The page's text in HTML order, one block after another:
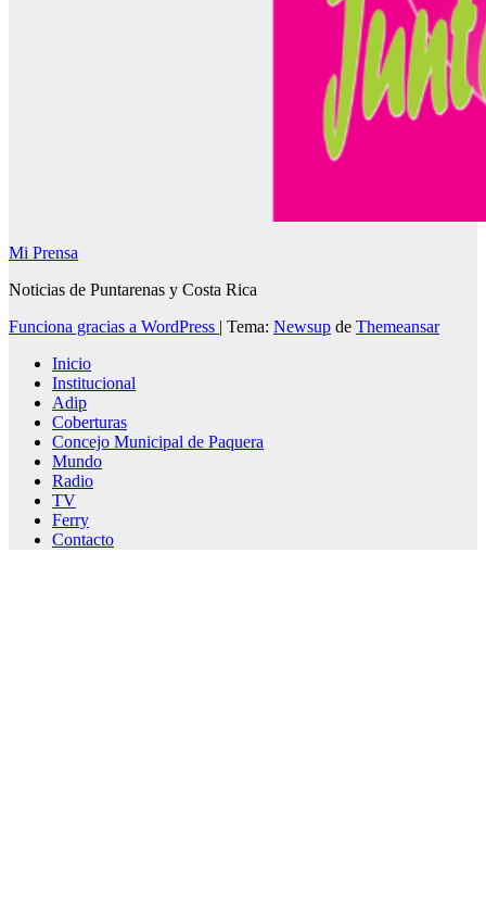
Mi Prensa
Noticias de Puntarenas y Costa Rica
Funciona gracias a WordPress | Tema: Newsup de Themeansar
Inicio
Institucional
Adip
Coberturas
Concejo Municipal de Paquera
Mundo
Radio
TV
Ferry
Contacto